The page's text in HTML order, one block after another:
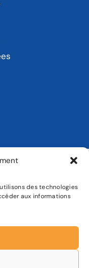
des technologies
aux informations